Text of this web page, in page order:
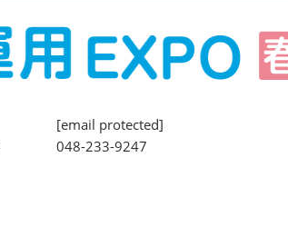
[email protected]
048-233-9247